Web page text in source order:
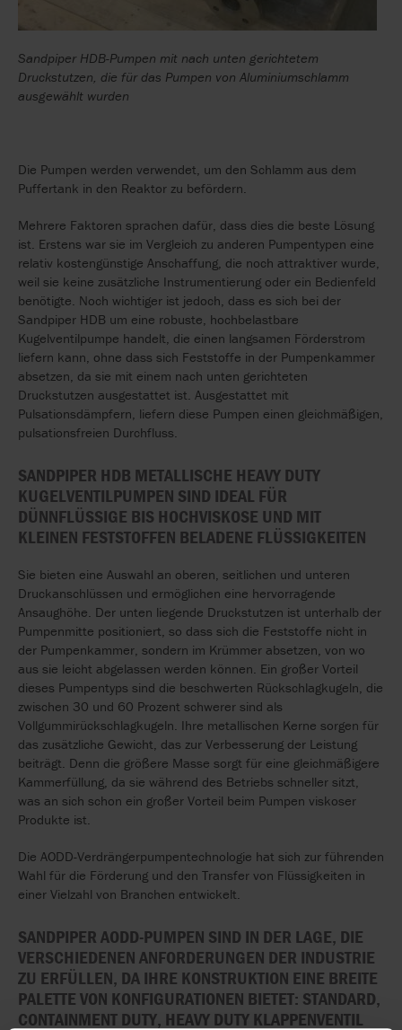
Sandpiper HDB-Pumpen mit nach unten gerichtetem
Druckstutzen, die für das Pumpen von Aluminiumschlamm
ausgewählt wurden
Die Pumpen werden verwendet, um den Schlamm aus dem
Puffertank in den Reaktor zu befördern.
Mehrere Faktoren sprachen dafür, dass dies die beste Lösung
ist. Erstens war sie im Vergleich zu anderen Pumpentypen eine
relativ kostengünstige Anschaffung, die noch attraktiver wurde,
weil sie keine zusätzliche Instrumentierung oder ein Bedienfeld
benötigte. Noch wichtiger ist jedoch, dass es sich bei der
Sandpiper HDB um eine robuste, hochbelastbare
Kugelventilpumpe handelt, die einen langsamen Förderstrom
liefern kann, ohne dass sich Feststoffe in der Pumpenkammer
absetzen, da sie mit einem nach unten gerichteten
Druckstutzen ausgestattet ist. Ausgestattet mit
Pulsationsdämpfern, liefern diese Pumpen einen gleichmäßigen,
pulsationsfreien Durchfluss.
SANDPIPER HDB METALLISCHE HEAVY DUTY
KUGELVENTILPUMPEN SIND IDEAL FÜR
DÜNNFLÜSSIGE BIS HOCHVISKOSE UND MIT
KLEINEN FESTSTOFFEN BELADENE FLÜSSIGKEITEN
Sie bieten eine Auswahl an oberen, seitlichen und unteren
Druckanschlüssen und ermöglichen eine hervorragende
Ansaughöhe. Der unten liegende Druckstutzen ist unterhalb der
Pumpenmitte positioniert, so dass sich die Feststoffe nicht in
der Pumpenkammer, sondern im Krümmer absetzen, von wo
aus sie leicht abgelassen werden können. Ein großer Vorteil
dieses Pumpentyps sind die beschwerten Rückschlagkugeln, die
zwischen 30 und 60 Prozent schwerer sind als
Vollgummirückschlagkugeln. Ihre metallischen Kerne sorgen für
das zusätzliche Gewicht, das zur Verbesserung der Leistung
beiträgt. Denn die größere Masse sorgt für eine gleichmäßigere
Kammerfüllung, da sie während des Betriebs schneller sitzt,
was an sich schon ein großer Vorteil beim Pumpen viskoser
Produkte ist.
Die AODD-Verdrängerpumpentechnologie hat sich zur führenden
Wahl für die Förderung und den Transfer von Flüssigkeiten in
einer Vielzahl von Branchen entwickelt.
SANDPIPER AODD-PUMPEN SIND IN DER LAGE, DIE
VERSCHIEDENEN ANFORDERUNGEN DER INDUSTRIE
ZU ERFÜLLEN, DA IHRE KONSTRUKTION EINE BREITE
PALETTE VON KONFIGURATIONEN BIETET: STANDARD,
CONTAINMENT DUTY, HEAVY DUTY KLAPPENVENTIL